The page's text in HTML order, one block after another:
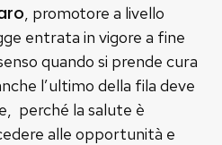
, promotore a livello
entrata in vigore a fine
quando si prende cura
l’ultimo della fila deve
perché la salute è
alle opportunità e